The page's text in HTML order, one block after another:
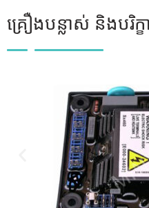
គ្រឿងបន្លាស់ និងបរិក្ខ